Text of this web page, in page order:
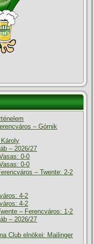
– Górnik
– 2026/27
0-0
0-0
– Twente: 2-2
4-2
4-2
– Ferencváros: 1-2
– 2026/27
Club elnökei: Mailinger